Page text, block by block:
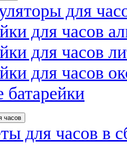
для
для часов
для часов
для часов
батарейки
часов
для часов в